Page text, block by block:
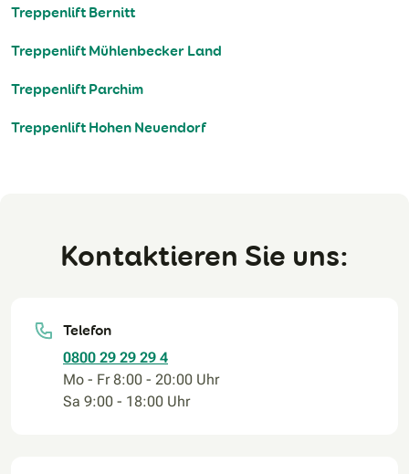
Treppenlift Bernitt
Treppenlift Mühlenbecker Land
Treppenlift Parchim
Treppenlift Hohen Neuendorf
Kontaktieren Sie uns:
Telefon
0800 29 29 29 4
Mo - Fr 8:00 - 20:00 Uhr
Sa 9:00 - 18:00 Uhr